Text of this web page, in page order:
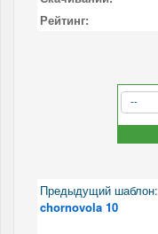
Рейтинг:
Предыдущий шаблон:
chornovola 10